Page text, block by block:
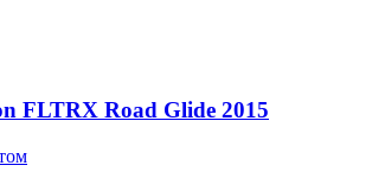
FLTRX Road Glide 2015